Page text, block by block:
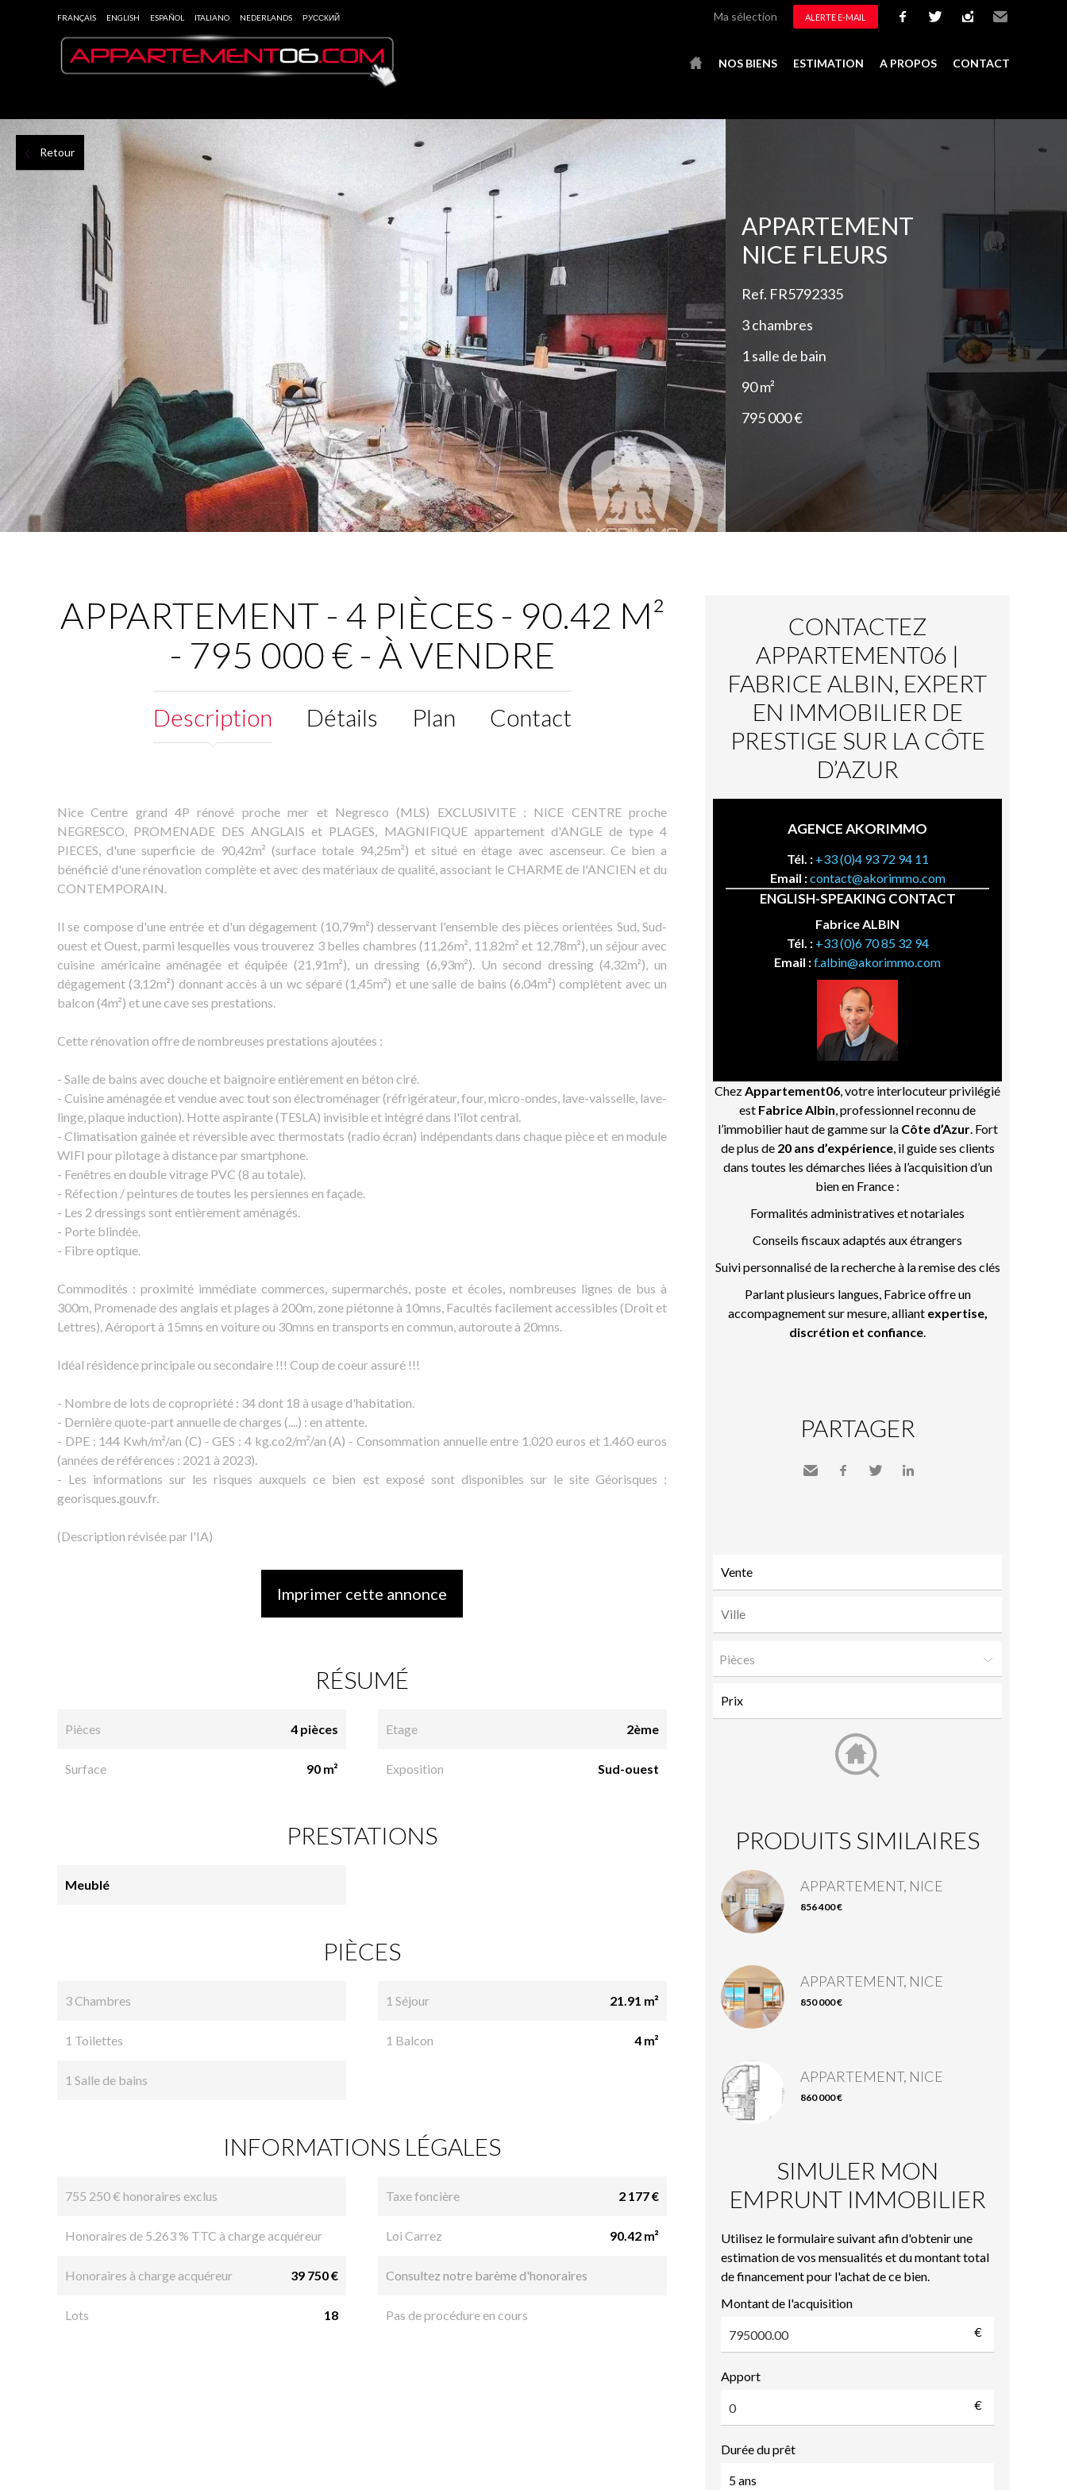
FRANÇAIS ENGLISH ESPAÑOL ITALIANO NEDERLANDS РУССКИЙ Ma sélection ALERTE E-MAIL
NOS BIENS ESTIMATION A PROPOS CONTACT
Retour
APPARTEMENT
NICE FLEURS
Ref. FR5792335
3 chambres
1 salle de bain
90 m²
795 000 €
APPARTEMENT - 4 PIÈCES - 90.42 M²
- 795 000 € - À VENDRE
Description Détails Plan Contact
Nice Centre grand 4P rénové proche mer et Negresco (MLS) EXCLUSIVITE : NICE CENTRE proche
NEGRESCO, PROMENADE DES ANGLAIS et PLAGES, MAGNIFIQUE appartement d'ANGLE de type 4
PIECES, d'une superficie de 90,42m² (surface totale 94,25m²) et situé en étage avec ascenseur. Ce bien a
bénéficié d'une rénovation complète et avec des matériaux de qualité, associant le CHARME de l'ANCIEN et du
CONTEMPORAIN.
Il se compose d'une entrée et d'un dégagement (10,79m²) desservant l'ensemble des pièces orientées Sud, Sud-
ouest et Ouest, parmi lesquelles vous trouverez 3 belles chambres (11,26m², 11,82m² et 12,78m²), un séjour avec
cuisine américaine aménagée et équipée (21,91m²), un dressing (6,93m²). Un second dressing (4,32m²), un
dégagement (3,12m²) donnant accès à un wc séparé (1,45m²) et une salle de bains (6,04m²) complètent avec un
balcon (4m²) et une cave ses prestations.
Cette rénovation offre de nombreuses prestations ajoutées :
- Salle de bains avec douche et baignoire entièrement en béton ciré.
- Cuisine aménagée et vendue avec tout son électroménager (réfrigérateur, four, micro-ondes, lave-vaisselle, lave-
linge, plaque induction). Hotte aspirante (TESLA) invisible et intégré dans l'îlot central.
- Climatisation gainée et réversible avec thermostats (radio écran) indépendants dans chaque pièce et en module
WIFI pour pilotage à distance par smartphone.
- Fenêtres en double vitrage PVC (8 au totale).
- Réfection / peintures de toutes les persiennes en façade.
- Les 2 dressings sont entièrement aménagés.
- Porte blindée.
- Fibre optique.
Commodités : proximité immédiate commerces, supermarchés, poste et écoles, nombreuses lignes de bus à
300m, Promenade des anglais et plages à 200m, zone piétonne à 10mns, Facultés facilement accessibles (Droit et
Lettres), Aéroport à 15mns en voiture ou 30mns en transports en commun, autoroute à 20mns.
Idéal résidence principale ou secondaire !!! Coup de coeur assuré !!!
- Nombre de lots de copropriété : 34 dont 18 à usage d'habitation.
- Dernière quote-part annuelle de charges (....) : en attente.
- DPE : 144 Kwh/m²/an (C) - GES : 4 kg.co2/m²/an (A) - Consommation annuelle entre 1.020 euros et 1.460 euros
(années de références : 2021 à 2023).
- Les informations sur les risques auxquels ce bien est exposé sont disponibles sur le site Géorisques :
georisques.gouv.fr.
(Description révisée par l'IA)
Imprimer cette annonce
RÉSUMÉ
Pièces 4 pièces
Surface 90 m²
Etage 2ème
Exposition Sud-ouest
PRESTATIONS
Meublé
PIÈCES
3 Chambres
1 Toilettes
1 Salle de bains
1 Séjour 21.91 m²
1 Balcon 4 m²
INFORMATIONS LÉGALES
755 250 € honoraires exclus
Honoraires de 5.263 % TTC à charge acquéreur
Honoraires à charge acquéreur 39 750 €
Lots 18
Taxe foncière 2 177 €
Loi Carrez 90.42 m²
Consultez notre barème d'honoraires
Pas de procédure en cours
CONTACTEZ
APPARTEMENT06 |
FABRICE ALBIN, EXPERT
EN IMMOBILIER DE
PRESTIGE SUR LA CÔTE
D’AZUR
AGENCE AKORIMMO
Tél. : +33 (0)4 93 72 94 11
Email :contact@akorimmo.com
ENGLISH-SPEAKING CONTACT
Fabrice ALBIN
Tél. : +33 (0)6 70 85 32 94
Email :f.albin@akorimmo.com
ChezAppartement06, votre interlocuteur privilégié
est Fabrice Albin, professionnel reconnu de
l’immobilier haut de gamme sur la Côte d’Azur. Fort
de plus de 20 ans d’expérience, il guide ses clients
dans toutes les démarches liées à l’acquisition d’un
bien en France :
Formalités administratives et notariales
Conseils fiscaux adaptés aux étrangers
Suivi personnalisé de la recherche à la remise des clés
Parlant plusieurs langues, Fabrice offre un
accompagnement sur mesure, alliant expertise,
discrétion et confiance.
PARTAGER
Pièces
PRODUITS SIMILAIRES
APPARTEMENT, NICE
856 400 €
APPARTEMENT, NICE
850 000 €
APPARTEMENT, NICE
860 000 €
SIMULER MON
EMPRUNT IMMOBILIER
Utilisez le formulaire suivant afin d'obtenir une
estimation de vos mensualités et du montant total
de financement pour l'achat de ce bien.
Montant de l'acquisition
€
Apport
€
Durée du prêt